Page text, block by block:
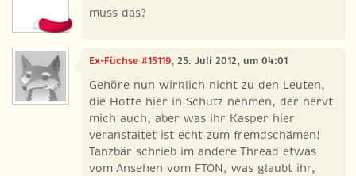
muss das?
Ex-Füchse #15119, 25. Juli 2012, um 04:01
Gehöre nun wirklich nicht zu den Leuten,
die Hotte hier in Schutz nehmen, der nervt
mich auch, aber was ihr Kasper hier
veranstaltet ist echt zum fremdschämen!
Tanzbär schrieb im andere Thread etwas
vom Ansehen vom FTON, was glaubt ihr,